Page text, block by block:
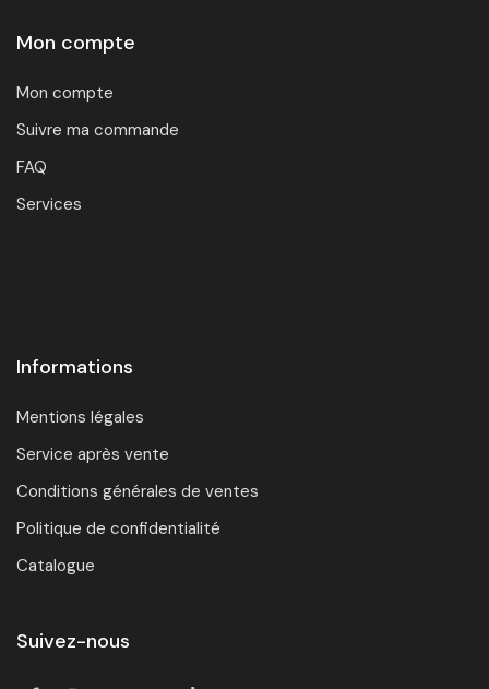
Mon compte
Mon compte
Suivre ma commande
FAQ
Services
Informations
Mentions légales
Service après vente
Conditions générales de ventes
Politique de confidentialité
Catalogue
Suivez-nous